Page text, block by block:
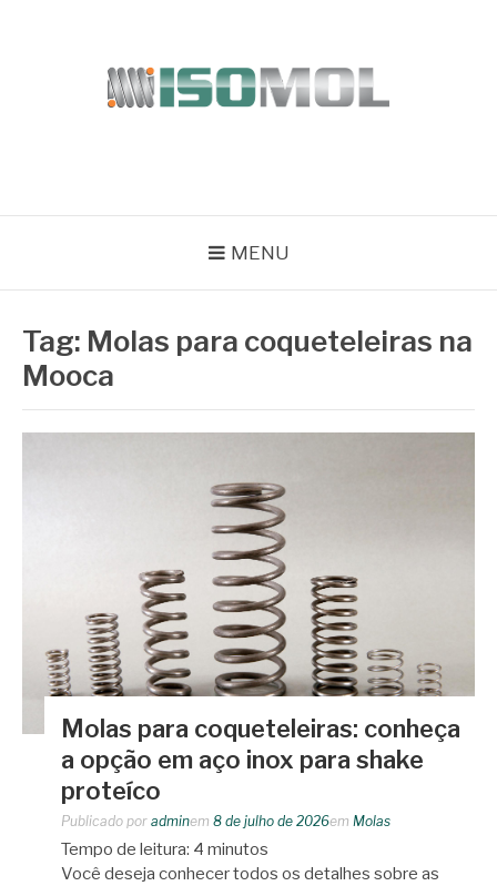
MENU
Tag: Molas para coqueteleiras na
Mooca
Molas para coqueteleiras: conheça
a opção em aço inox para shake
proteíco
Publicado por adminem 8 de julho de 2026em Molas
Tempo de leitura: 4 minutos
Você deseja conhecer todos os detalhes sobre as